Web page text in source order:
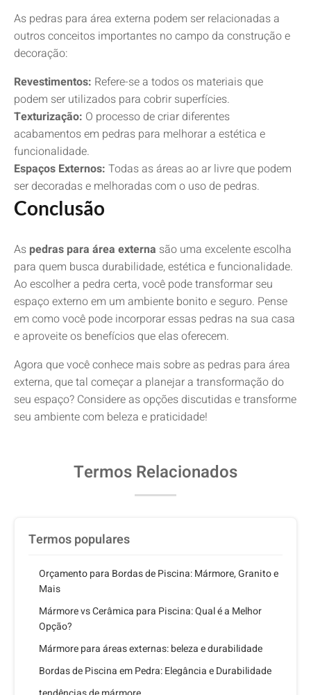
As pedras para área externa podem ser relacionadas a
outros conceitos importantes no campo da construção e
decoração:
Revestimentos: Refere-se a todos os materiais que
podem ser utilizados para cobrir superfícies.
Texturização: O processo de criar diferentes
acabamentos em pedras para melhorar a estética e
funcionalidade.
Espaços Externos: Todas as áreas ao ar livre que podem
ser decoradas e melhoradas com o uso de pedras.
Conclusão
As pedras para área externa são uma excelente escolha
para quem busca durabilidade, estética e funcionalidade.
Ao escolher a pedra certa, você pode transformar seu
espaço externo em um ambiente bonito e seguro. Pense
em como você pode incorporar essas pedras na sua casa
e aproveite os benefícios que elas oferecem.
Agora que você conhece mais sobre as pedras para área
externa, que tal começar a planejar a transformação do
seu espaço? Considere as opções discutidas e transforme
seu ambiente com beleza e praticidade!
Termos Relacionados
Termos populares
Orçamento para Bordas de Piscina: Mármore, Granito e
Mais
Mármore vs Cerâmica para Piscina: Qual é a Melhor
Opção?
Mármore para áreas externas: beleza e durabilidade
Bordas de Piscina em Pedra: Elegância e Durabilidade